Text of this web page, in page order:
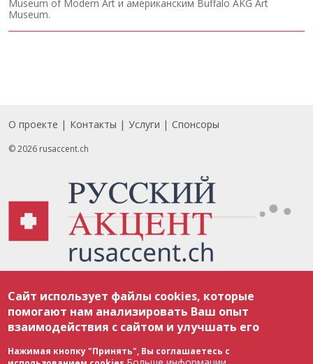
Museum of Modern Art и американским Buffalo AKG Art
Museum.
Footer
О проекте Контакты Услуги Спонсоры
© 2026 rusaccent.ch
соответствии с законодательством Швейцарии об авторском праве и
международными соглашениями. Полное или частичное использование
материалов возможно только с разрешения редакции. В случае полного
или частичного воспроизведения материалов сайта rusaccent.ch,
ОБЯЗАТЕЛЬНА АКТИВНАЯ ГИПЕРССЫЛКА на конкретный заимствованный
текст. Фотоизображения, размещенные редакцией rusaccent.ch, являются
ее исключительной собственностью. Полное или частичное
Сайт использует файлы cookies, которые
помогают нам анализировать Ваш опыт
взаимодействия с сайтом и улучшать его
Нажимая кнопку "Принять", Вы соглашаетесь с